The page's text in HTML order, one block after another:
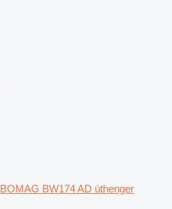
BOMAG BW174 AD úthenger